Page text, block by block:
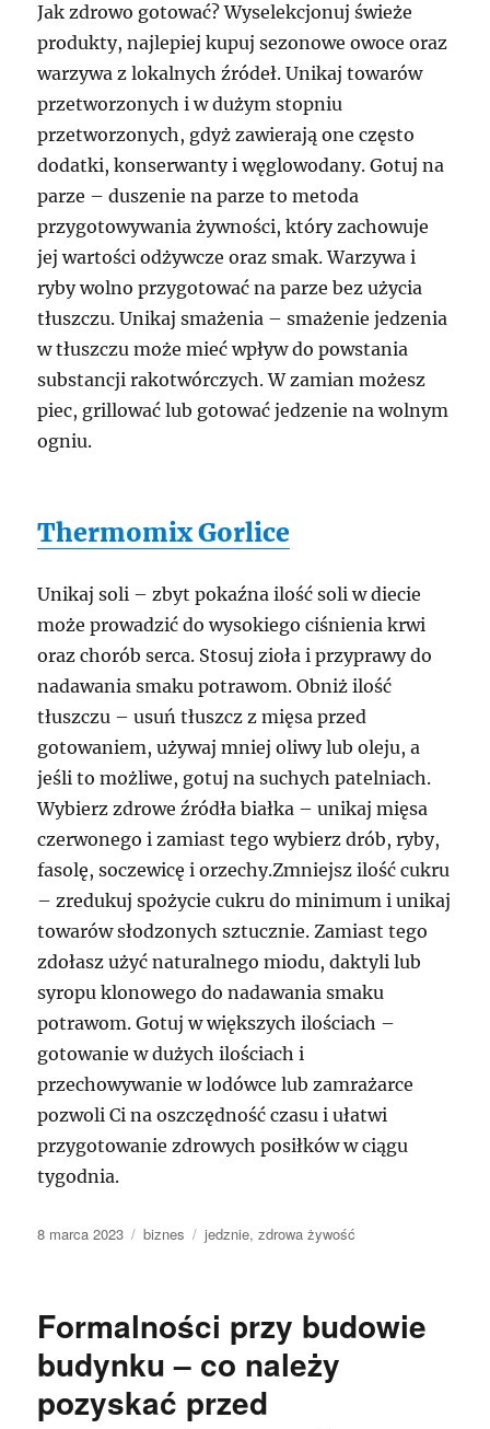
Jak zdrowo gotować? Wyselekcjonuj świeże
produkty, najlepiej kupuj sezonowe owoce oraz
warzywa z lokalnych źródeł. Unikaj towarów
przetworzonych i w dużym stopniu
przetworzonych, gdyż zawierają one często
dodatki, konserwanty i węglowodany. Gotuj na
parze – duszenie na parze to metoda
przygotowywania żywności, który zachowuje
jej wartości odżywcze oraz smak. Warzywa i
ryby wolno przygotować na parze bez użycia
tłuszczu. Unikaj smażenia – smażenie jedzenia
w tłuszczu może mieć wpływ do powstania
substancji rakotwórczych. W zamian możesz
piec, grillować lub gotować jedzenie na wolnym
ogniu.
Thermomix Gorlice
Unikaj soli – zbyt pokaźna ilość soli w diecie
może prowadzić do wysokiego ciśnienia krwi
oraz chorób serca. Stosuj zioła i przyprawy do
nadawania smaku potrawom. Obniż ilość
tłuszczu – usuń tłuszcz z mięsa przed
gotowaniem, używaj mniej oliwy lub oleju, a
jeśli to możliwe, gotuj na suchych patelniach.
Wybierz zdrowe źródła białka – unikaj mięsa
czerwonego i zamiast tego wybierz drób, ryby,
fasolę, soczewicę i orzechy.Zmniejsz ilość cukru
– zredukuj spożycie cukru do minimum i unikaj
towarów słodzonych sztucznie. Zamiast tego
zdołasz użyć naturalnego miodu, daktyli lub
syropu klonowego do nadawania smaku
potrawom. Gotuj w większych ilościach –
gotowanie w dużych ilościach i
przechowywanie w lodówce lub zamrażarce
pozwoli Ci na oszczędność czasu i ułatwi
przygotowanie zdrowych posiłków w ciągu
tygodnia.
Data
8 marca 2023 Kategorie
biznes Tagi
jedznie,zdrowa żywość
Formalności przy budowie
budynku – co należy
pozyskać przed